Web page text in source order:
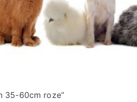
35-60cm roze”